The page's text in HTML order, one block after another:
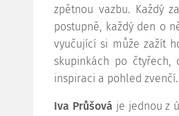
zpětnou vazbu. Každý
postupně, každý den o
vyučující si může zažít
skupinkách po čtyřech,
inspiraci a pohled zvenčí.
Iva Průšová je jednou z